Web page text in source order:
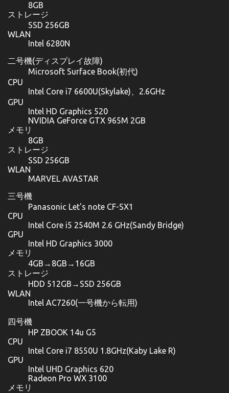
8GB
ストレージ
SSD 256GB
WLAN
Intel 6280N
二号機(ディスプレイ故障)
Microsoft Surface Book(初代)
CPU
Intel Core i7 6600U(Skylake)、2.6GHz
GPU
Intel HD Graphics 520
NVIDIA GeForce GTX 965M 2GB
メモリ
8GB
ストレージ
SSD 256GB
WLAN
MARVEL AVASTAR
三号機
Panasonic Let's note CF-SX1
CPU
Intel Core i5 2540M 2.6 GHz(Sandy Bridge)
GPU
Intel HD Graphics 3000
メモリ
4GB→8GB→16GB
ストレージ
HDD 512GB→SSD 256GB
WLAN
Intel AC7260(一号機から転用)
四号機
HP ZBOOK 14u G5
CPU
Intel Core i7 8550U 1.8GHz(Kaby Lake R)
GPU
Intel UHD Graphics 620
Radeon Pro WX 3100
メモリ